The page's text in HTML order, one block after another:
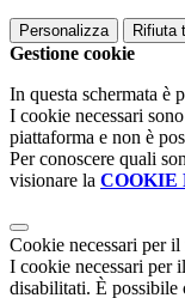
Personalizza Rifiuta
Gestione cookie
In questa schermata è
I cookie necessari
piattaforma e non è
Per conoscere quali
visionare la COOKIE
Cookie necessari per
I cookie necessari per
disabilitati. È possibile